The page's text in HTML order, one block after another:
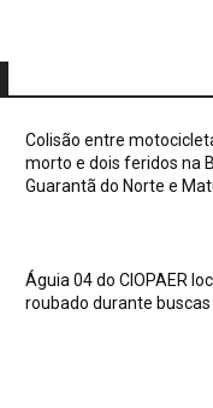
Colisão entre
morto e dois feridos na
Guarantã do Norte e
Águia 04 do CIOPAER
roubado durante